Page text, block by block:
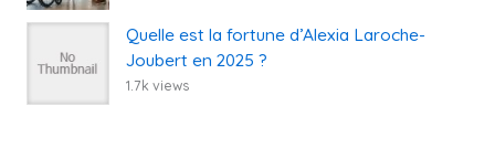
Quelle est la fortune d’Alexia Laroche-
Joubert en 2025 ?
1.7k views